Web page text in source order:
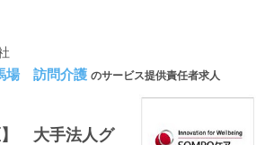
場 訪問介護 のサービス提供責任者求人
】 大手法人グ